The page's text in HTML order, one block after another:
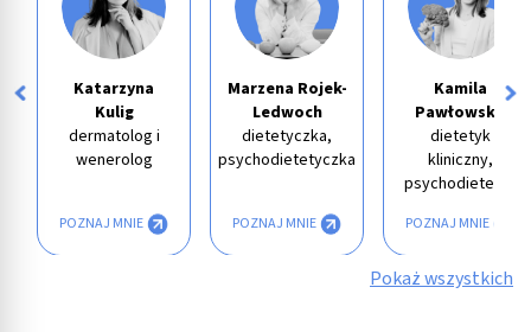
Katarzyna
Kulig
dermatolog i
wenerolog
POZNAJ MNIE
Marzena Rojek-
Ledwoch
dietetyczka,
psychodietetyczka
POZNAJ MNIE
Kamila
Pawłowska
dietetyk
kliniczny,
psychodietetyk
POZNAJ MNIE
Pokaż wszystkich